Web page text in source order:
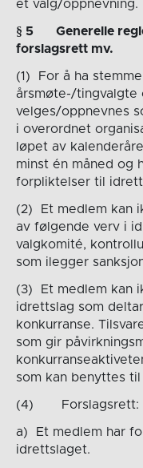
et valg/oppnevning.
§ 5 Generelle
forslagsrett mv.
(1) For å ha
årsmøte-/tingvalgte
velges/oppnevnes
i overordnet
løpet av
minst én måned og
forpliktelser til
(2) Et medlem kan
av følgende verv i
valgkomité,
som ilegger
(3) Et medlem kan
idrettslag som
konkurranse.
som gir
som kan benyttes
(4) Forslagsrett:
a) Et medlem har
idrettslaget.